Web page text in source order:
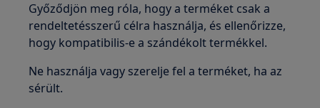
Győződjön meg róla, hogy a terméket csak a
rendeltetésszerű célra használja, és ellenőrizze,
hogy kompatibilis-e a szándékolt termékkel.
Ne használja vagy szerelje fel a terméket, ha az
sérült.